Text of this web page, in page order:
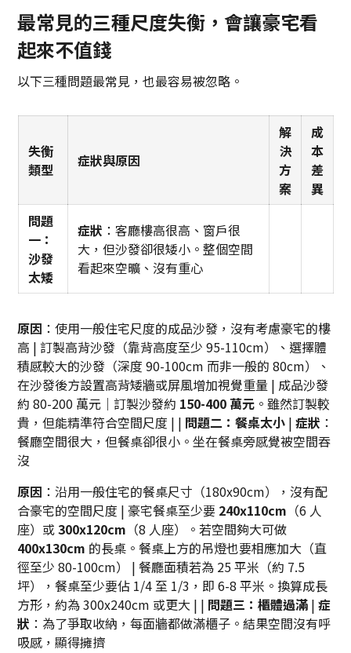
最常見的三種尺度失衡，會讓豪宅看
起來不值錢
以下三種問題最常見，也最容易被忽略。
失衡
類型
症狀與原因
解
決
方
案
成
本
差
異
問題
一：
沙發
太矮
症狀 ：客廳樓高很高、窗戶很
大，但沙發卻很矮小。整個空間
看起來空曠、沒有重心
原因 ：使用一般住宅尺度的成品沙發，沒有考慮豪宅的樓
高 | 訂製高背沙發（靠背高度至少 95-110cm）、選擇體
積感較大的沙發（深度 90-100cm 而非一般的 80cm）、
在沙發後方設置高背矮牆或屏風增加視覺重量 | 成品沙發
約 80-200 萬元｜訂製沙發約 150-400 萬元 。雖然訂製較
貴，但能精準符合空間尺度 | | 問題二：餐桌太小 |症狀 ：
餐廳空間很大，但餐桌卻很小。坐在餐桌旁感覺被空間吞
沒
原因 ：沿用一般住宅的餐桌尺寸（180x90cm），沒有配
合豪宅的空間尺度 | 豪宅餐桌至少要 240x110cm （6 人
座）或300x120cm （8 人座）。若空間夠大可做
400x130cm 的長桌。餐桌上方的吊燈也要相應加大（直
徑至少 80-100cm） | 餐廳面積若為 25 平米（約 7.5
坪），餐桌至少要佔 1/4 至 1/3，即 6-8 平米。換算成長
方形，約為 300x240cm 或更大 | | 問題三：櫃體過滿 |症
狀 ：為了爭取收納，每面牆都做滿櫃子。結果空間沒有呼
吸感，顯得擁擠